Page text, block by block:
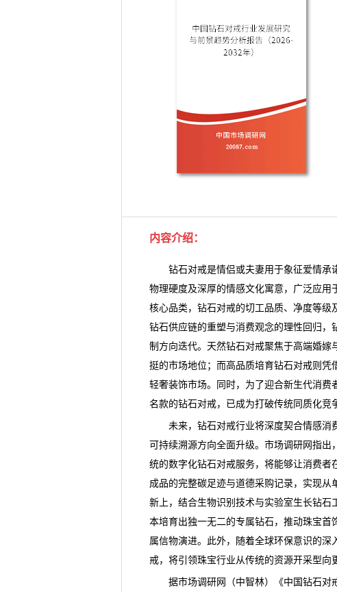
内容介绍：
钻石对戒是情侣或夫妻用于象征爱情承
物理硬度及深厚的情感文化寓意，广泛应
核心品类，钻石对戒的切工品质、净度等
钻石供应链的重塑与消费观念的理性回归
制方向迭代。天然钻石对戒聚焦于高端婚
挺的市场地位；而高品质培育钻石对戒则
轻奢装饰市场。同时，为了迎合新生代消
名款的钻石对戒，已成为打破传统同质化竞
未来，钻石对戒行业将深度契合情感消
可持续溯源方向全面升级。 市场调研网 指出
统的数字化钻石对戒服务，将能够让消费者
成品的完整碳足迹与道德采购记录，实现从
新上，结合生物识别技术与实验室生长钻石
本培育出独一无二的专属钻石，推动珠宝
属信物演进。此外，随着全球环保意识的
戒，将引领珠宝行业从传统的资源开采型向
据市场调研网（中智林）《中国钻石对